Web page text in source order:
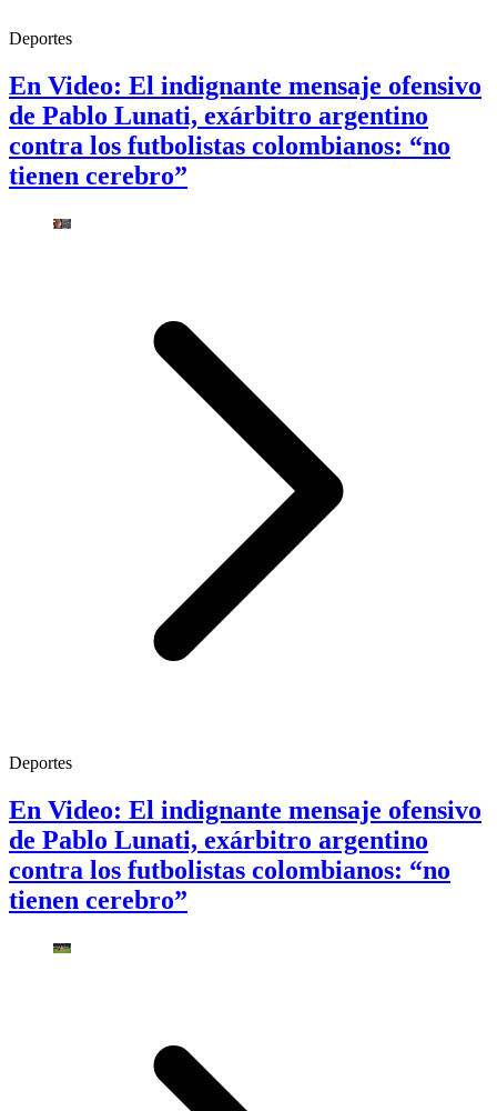
Deportes
En Video: El indignante mensaje ofensivo
de Pablo Lunati, exárbitro argentino
contra los futbolistas colombianos: “no
tienen cerebro”
Deportes
En Video: El indignante mensaje ofensivo
de Pablo Lunati, exárbitro argentino
contra los futbolistas colombianos: “no
tienen cerebro”